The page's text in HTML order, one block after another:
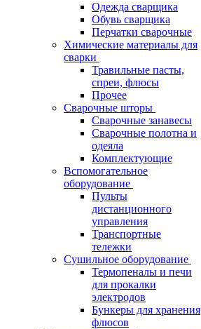
Одежда сварщика
Обувь сварщика
Перчатки сварочные
Химические материалы для
сварки
Травильные пасты,
спреи, флюсы
Прочее
Сварочные шторы
Сварочные занавесы
Сварочные полотна и
одеяла
Комплектующие
Вспомогательное
оборудование
Пульты
дистанционного
управления
Транспортные
тележки
Сушильное оборудование
Термопеналы и печи
для прокалки
электродов
Бункеры для хранения
флюсов